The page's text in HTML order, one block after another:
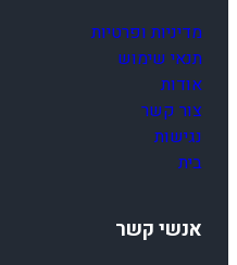
מדיניות ופרטיות
תנאי שימוש
אודות
צור קשר
נגישות
בית
אנשי קשר